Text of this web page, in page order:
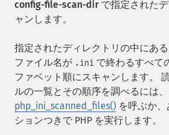
config-file-scan-dirで指定された
ャンします。
指定されたディレクトリの中にある
ファイル名が .ini で終わるすべて
ファベット順にスキャンします。
ルの一覧とその順序を調べるには、
php_ini_scanned_files() を呼ぶか
ションつきで PHP を実行します。